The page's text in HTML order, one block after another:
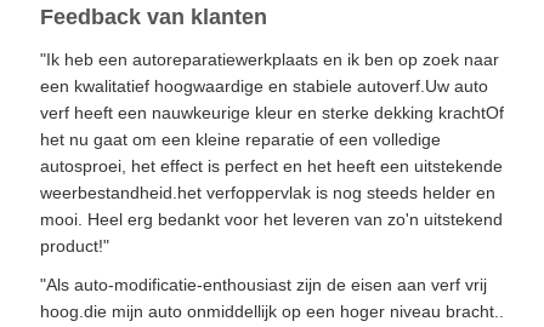
Feedback van klanten
"Ik heb een autoreparatiewerkplaats en ik ben op zoek naar
een kwalitatief hoogwaardige en stabiele autoverf.Uw auto
verf heeft een nauwkeurige kleur en sterke dekking krachtOf
het nu gaat om een kleine reparatie of een volledige
autosproei, het effect is perfect en het heeft een uitstekende
weerbestandheid.het verfoppervlak is nog steeds helder en
mooi. Heel erg bedankt voor het leveren van zo'n uitstekend
product!"
"Als auto-modificatie-enthousiast zijn de eisen aan verf vrij
hoog.die mijn auto onmiddellijk op een hoger niveau bracht..